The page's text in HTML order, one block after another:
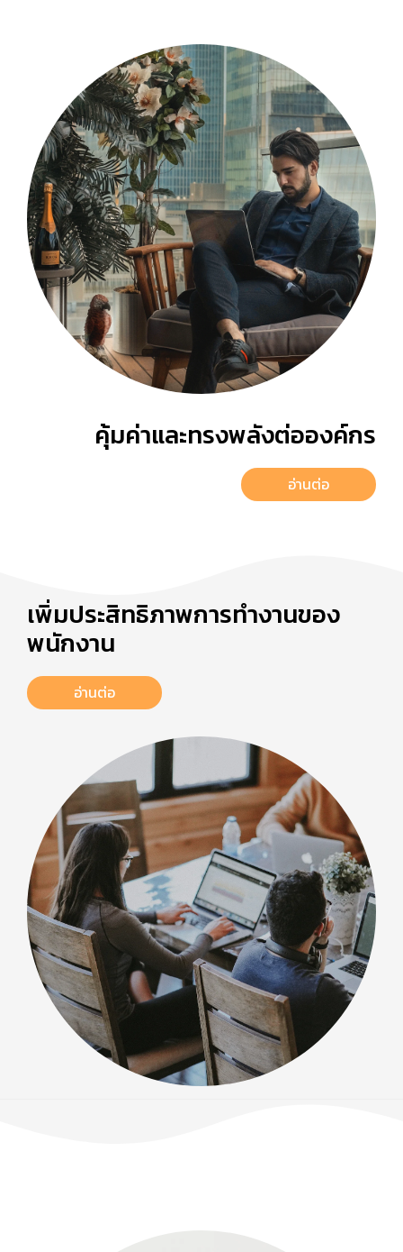
คุ้มค่าและทรงพลังต่อองค์กร
อ่านต่อ
เพิ่มประสิทธิภาพการทำงานของ
พนักงาน
อ่านต่อ